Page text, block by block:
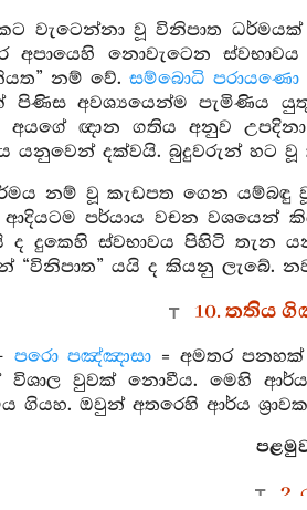
වැටෙන්නා වූ විනිපාත
අපායෙහි නොවැටෙන
නම් වේ.සම්බොධි පරායණො
පිණිස අවශ්‍යයෙන්ම පැමිණිය
ඥාන ගතිය අනුව
යනුවෙන් දක්වයි. බුදුවරුන් හට
නම් වූ කැඩපත ගෙන යම්බඳු
ආදියටම පර්යාය වචන
ද දුකෙහි ස්වභාවය පිහිටි තැන
“විනිපාත” යයි ද කියනු ලැබේ.
10. තතිය
පරො පඤ්ඤාසා = අමතර පනහක්
වුවක් නොවීය. මෙහි
ගියහ. ඔවුන් අතරෙහි ආර්ය
2.